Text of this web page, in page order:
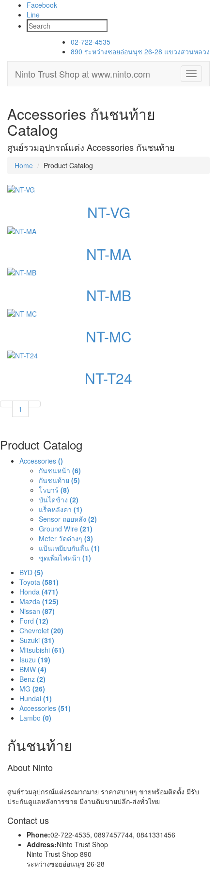
Facebook
Line
02-722-4535
890 ระหว่างซอยอ่อนนุช 26-28 แขวงสวนหลวง
Toggle
Ninto Trust Shopat www.ninto.com
Accessories กันชนท้าย
Catalog
ศูนย์รวมอุปกรณ์แต่ง Accessories กันชนท้าย
Home Product Catalog
NT-VG
NT-MA
NT-MB
NT-MC
NT-T24
1
Product Catalog
Accessories ()
กันชนหน้า (6)
กันชนท้าย (5)
โรบาร์ (8)
บันไดข้าง (2)
แร็คหลังคา (1)
Sensor ถอยหลัง (2)
Ground Wire (21)
Meter วัดต่างๆ (3)
แป้นเหยียบกันลื่น (1)
ชุดเพิ่มไฟหน้า (1)
BYD (5)
Toyota (581)
Honda (471)
Mazda (125)
Nissan (87)
Ford (12)
Chevrolet (20)
Suzuki (31)
Mitsubishi (61)
Isuzu (19)
BMW (4)
Benz (2)
MG (26)
Hundai (1)
Accessories (51)
Lambo (0)
กันชนท้าย
About Ninto
ศูนย์รวมอุปกรณ์แต่งรถมากมาย ราคาสบายๆ ขายพร้อมติดตั้ง มีรับ
ประกันดูแลหลังการขาย มีงานดิบขายปลีก-ส่งทั่วไทย
Contact us
Phone:02-722-4535, 0897457744, 0841331456
Address:Ninto Trust Shop
Ninto Trust Shop 890
ระหว่างซอยอ่อนนุช 26-28